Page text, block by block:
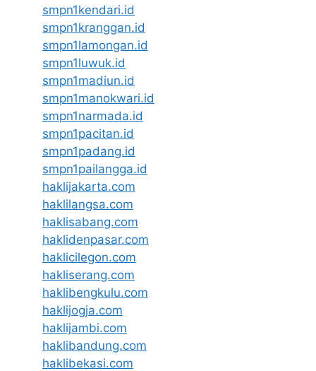
smpn1kendari.id
smpn1kranggan.id
smpn1lamongan.id
smpn1luwuk.id
smpn1madiun.id
smpn1manokwari.id
smpn1narmada.id
smpn1pacitan.id
smpn1padang.id
smpn1pailangga.id
haklijakarta.com
haklilangsa.com
haklisabang.com
haklidenpasar.com
haklicilegon.com
hakliserang.com
haklibengkulu.com
haklijogja.com
haklijambi.com
haklibandung.com
haklibekasi.com